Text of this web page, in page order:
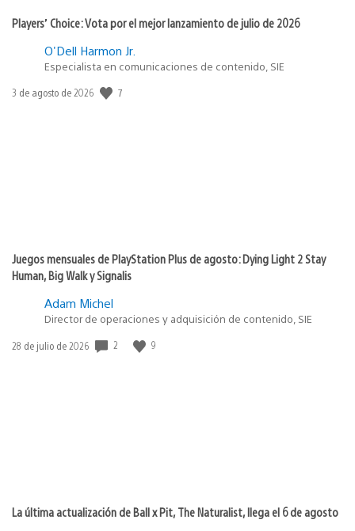
Players’ Choice: Vota por el mejor lanzamiento de julio de 2026
O'Dell Harmon Jr.
Especialista en comunicaciones de contenido, SIE
Fecha
3 de agosto de 2026 7
Juegos mensuales de PlayStation Plus de agosto: Dying Light 2 Stay
Human, Big Walk y Signalis
Adam Michel
Director de operaciones y adquisición de contenido, SIE
Fecha
28 de julio de 2026 2 9
La última actualización de Ball x Pit, The Naturalist, llega el 6 de agosto